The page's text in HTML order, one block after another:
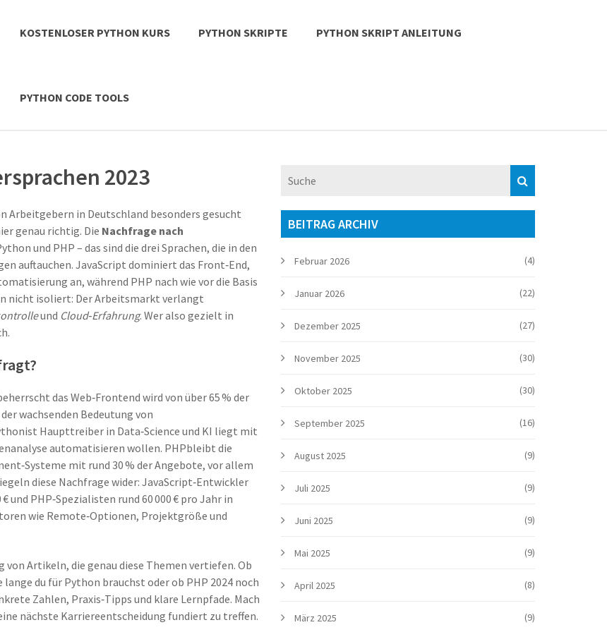
KOSTENLOSER PYTHON KURS PYTHON SKRIPTE PYTHON SKRIPT ANLEITUNG
PYTHON CODE TOOLS
2023
Arbeitgebern in Deutschland besonders gesucht
genau richtig. Die Nachfrage nach
und PHP – das sind die drei Sprachen, die in den
auftauchen. JavaScript dominiert das Front‑End,
an, während PHP nach wie vor die Basis
nicht isoliert: Der Arbeitsmarkt verlangt
und Cloud‑Erfahrung. Wer also gezielt in
das Web‑Frontendwird von über 65 % der
wachsenden Bedeutung von
ist Haupttreiber in Data‑Science und KI liegt mit
automatisieren wollen. PHPbleibt die
mit rund 30 % der Angebote, vor allem
diese Nachfrage wider: JavaScript‑Entwickler
und PHP‑Spezialisten rund 60 000 € pro Jahr in
wie Remote‑Optionen, Projektgröße und
Artikeln, die genau diese Themen vertiefen. Ob
du für Python brauchst oder ob PHP 2024 noch
Zahlen, Praxis‑Tipps und klare Lernpfade. Mach
nächste Karriereentscheidung fundiert zu treffen.
BEITRAG ARCHIV
Februar 2026 (4)
Januar 2026 (22)
Dezember 2025 (27)
November 2025 (30)
Oktober 2025 (30)
September 2025 (16)
August 2025 (9)
Juli 2025 (9)
Juni 2025 (9)
Mai 2025 (9)
April 2025 (8)
März 2025 (9)